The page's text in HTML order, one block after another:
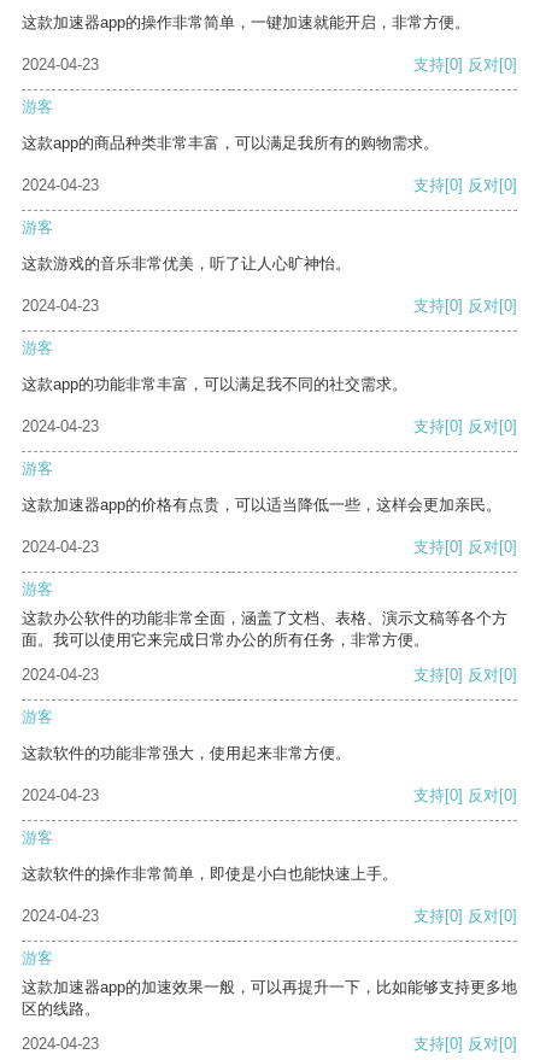
这款加速器app的操作非常简单，一键加速就能开启，非常方便。
2024-04-23 支持[0] 反对[0]
游客
这款app的商品种类非常丰富，可以满足我所有的购物需求。
2024-04-23 支持[0] 反对[0]
游客
这款游戏的音乐非常优美，听了让人心旷神怡。
2024-04-23 支持[0] 反对[0]
游客
这款app的功能非常丰富，可以满足我不同的社交需求。
2024-04-23 支持[0] 反对[0]
游客
这款加速器app的价格有点贵，可以适当降低一些，这样会更加亲民。
2024-04-23 支持[0] 反对[0]
游客
这款办公软件的功能非常全面，涵盖了文档、表格、演示文稿等各个方
面。我可以使用它来完成日常办公的所有任务，非常方便。
2024-04-23
支持[0] 反对[0]
游客
这款软件的功能非常强大，使用起来非常方便。
2024-04-23 支持[0] 反对[0]
游客
这款软件的操作非常简单，即使是小白也能快速上手。
2024-04-23 支持[0] 反对[0]
游客
这款加速器app的加速效果一般，可以再提升一下，比如能够支持更多地
区的线路。
2024-04-23
支持[0] 反对[0]